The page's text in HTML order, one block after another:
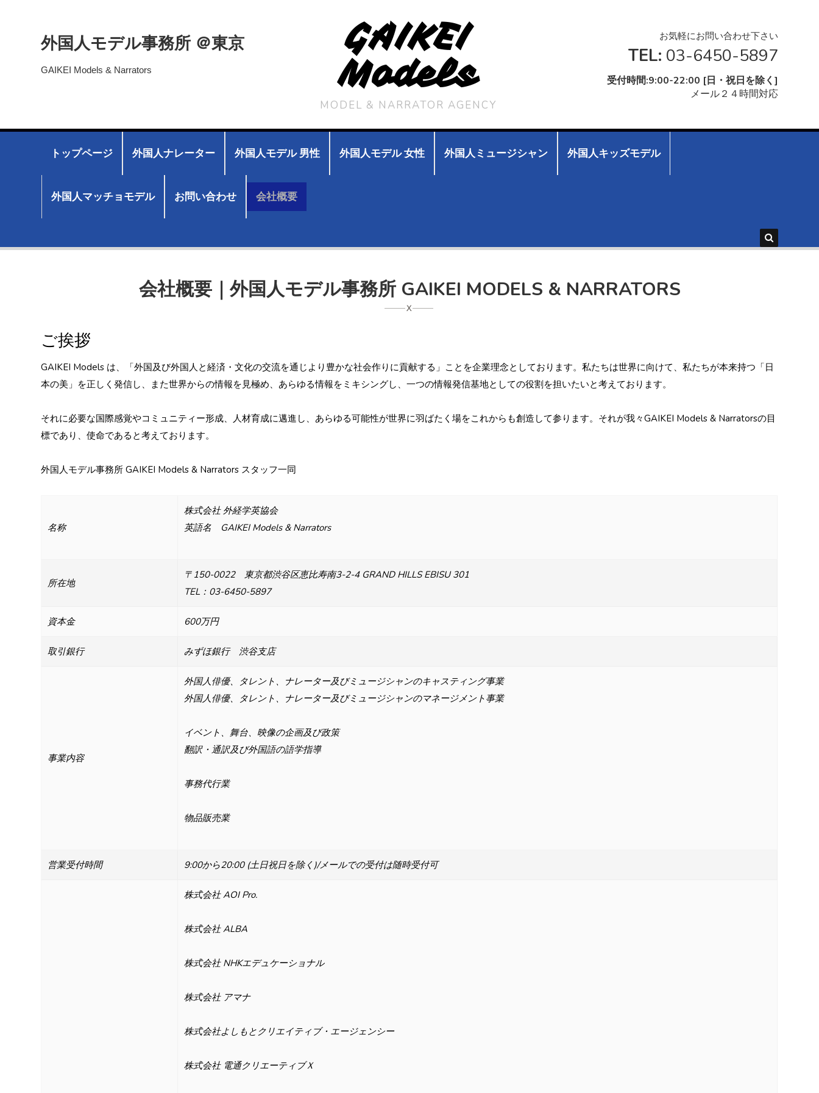
外国人モデル事務所 ＠東京
GAIKEI Models & Narrators
GAIKEI
Models
MODEL & NARRATOR AGENCY
お気軽にお問い合わせ下さい
TEL: 03-6450-5897
受付時間:9:00-22:00 [日・祝日を除く]
メール２４時間対応
トップページ 外国人ナレーター 外国人モデル 男性 外国人モデル 女性 外国人ミュージシャン 外国人キッズモデル
外国人マッチョモデル お問い合わせ 会社概要
会社概要｜外国人モデル事務所 GAIKEI MODELS & NARRATORS
ご挨拶
GAIKEI Models は、「外国及び外国人と経済・文化の交流を通じより豊かな社会作りに貢献する」ことを企業理念としております。私たちは世界に向けて、私たちが本来持つ「日
本の美」を正しく発信し、また世界からの情報を見極め、あらゆる情報をミキシングし、一つの情報発信基地としての役割を担いたいと考えております。
それに必要な国際感覚やコミュニティー形成、人材育成に邁進し、あらゆる可能性が世界に羽ばたく場をこれからも創造して参ります。それが我々GAIKEI Models & Narratorsの目
標であり、使命であると考えております。
外国人モデル事務所 GAIKEI Models & Narrators スタッフ一同
名称
株式会社 外経学英協会
英語名 GAIKEI Models & Narrators
所在地
〒150-0022 東京都渋谷区恵比寿南3-2-4 GRAND HILLS EBISU 301
TEL：03-6450-5897
資本金 600万円
取引銀行 みずほ銀行 渋谷支店
事業内容
外国人俳優、タレント、ナレーター及びミュージシャンのキャスティング事業
外国人俳優、タレント、ナレーター及びミュージシャンのマネージメント事業
イベント、舞台、映像の企画及び政策
翻訳・通訳及び外国語の語学指導
事務代行業
物品販売業
営業受付時間 9:00から20:00 (土日祝日を除く)/メールでの受付は随時受付可
株式会社 AOI Pro.
株式会社 ALBA
株式会社 NHKエデュケーショナル
株式会社 アマナ
株式会社よしもとクリエイティブ・エージェンシー
株式会社 電通クリエーティブＸ